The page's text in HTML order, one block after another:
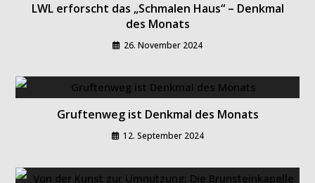
LWL erforscht das „Schmalen Haus“ – Denkmal
des Monats
26. November 2024
Gruftenweg ist Denkmal des Monats
12. September 2024